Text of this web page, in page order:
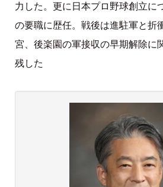
力した。更に日本プロ野球創立に
の要職に歴任。戦後は進駐軍と折
宮、後楽園の軍接収の早期解除に
残した